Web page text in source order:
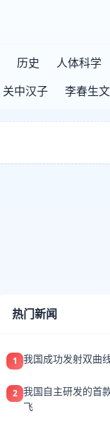
历史 人体科学
关中汉子 李春生
热门新闻
1 我国成功发射双曲
2 我国自主研发的首
飞